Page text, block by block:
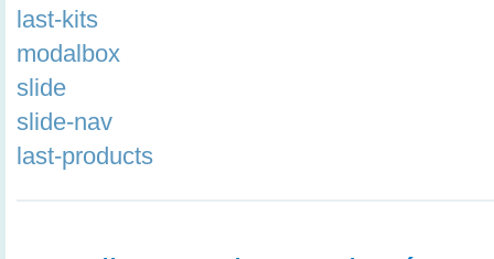
last-kits
modalbox
slide
slide-nav
last-products